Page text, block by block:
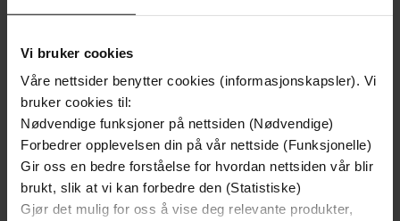
Vi bruker cookies
Våre nettsider benytter cookies (informasjonskapsler). Vi
bruker cookies til:
Nødvendige funksjoner på nettsiden (Nødvendige)
Forbedrer opplevelsen din på vår nettside (Funksjonelle)
Gir oss en bedre forståelse for hvordan nettsiden vår blir
brukt, slik at vi kan forbedre den (Statistiske)
Gjør det mulig for oss å vise deg relevante produkter,
129,-
Minnesota
Jo Nesbø
EBOK
129,-
Utskudd
Jørn Lier Horst